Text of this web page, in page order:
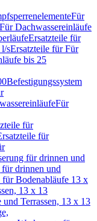
Für
Dachwassereinläufe
Ersatzteile für
l/sErsatzteile für Für
bis 25
Befestigungssystem
Für
für
für
für drinnen und
für drinnen und
für Bodenabläufe 13 x
13 x 13
Terrassen, 13 x 13